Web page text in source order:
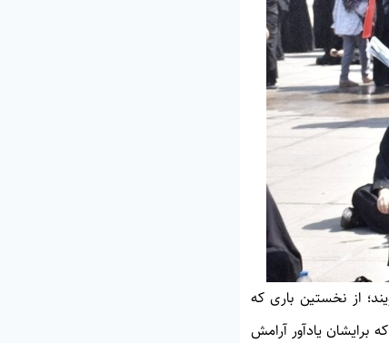
از نخستین باری که
برایشان یادآور آرامش